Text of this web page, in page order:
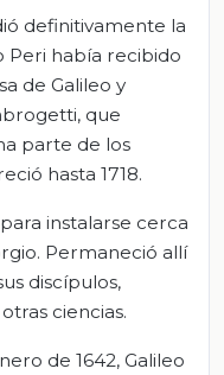
definitivamente la
Peri había recibido
de Galileo y
que
parte de los
hasta 1718.
instalarse cerca
Permaneció allí
discípulos,
ciencias.
de 1642, Galileo